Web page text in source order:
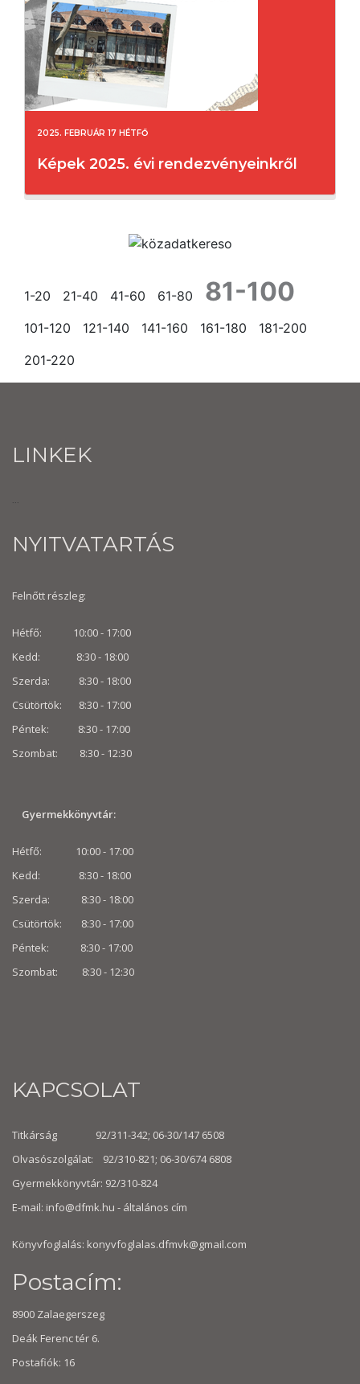
2025. FEBRUÁR 17 HÉTFŐ
Képek 2025. évi rendezvényeinkről
1-20 21-40 41-60 61-80 81-100
101-120 121-140 141-160 161-180
181-200
201-220
LINKEK
NYITVATARTÁS
Felnőtt részleg:
Hétfő: 10:00 - 17:00
Kedd: 8:30 - 18:00
Szerda: 8:30 - 18:00
Csütörtök: 8:30 - 17:00
Péntek: 8:30 - 17:00
Szombat: 8:30 - 12:30
Gyermekkönyvtár:
Hétfő: 10:00 - 17:00
Kedd: 8:30 - 18:00
Szerda: 8:30 - 18:00
Csütörtök: 8:30 - 17:00
Péntek: 8:30 - 17:00
Szombat: 8:30 - 12:30
KAPCSOLAT
Titkárság 92/311-342; 06-30/147 6508
Olvasószolgálat: 92/310-821; 06-30/674 6808
Gyermekkönyvtár: 92/310-824
E-mail: info@dfmk.hu - általános cím
Könyvfoglalás: konyvfoglalas.dfmvk@gmail.com
Postacím:
8900 Zalaegerszeg
Deák Ferenc tér 6.
Postafiók: 16